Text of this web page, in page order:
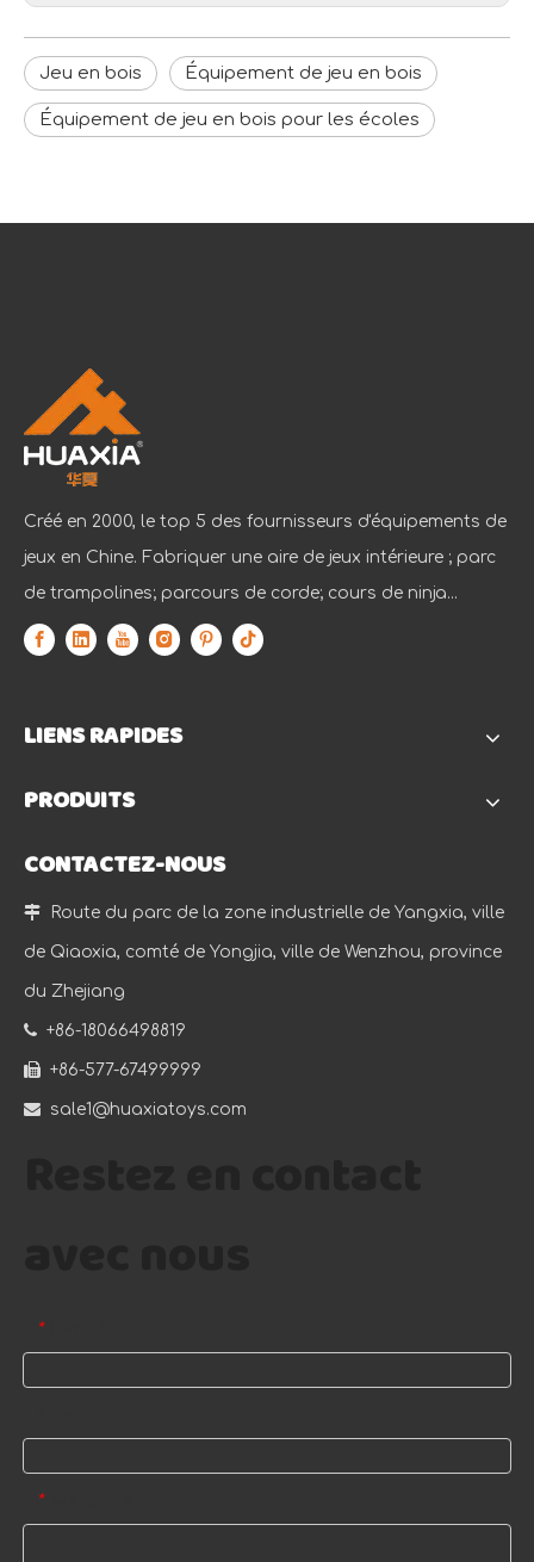
Jeu en bois Équipement de jeu en bois
Équipement de jeu en bois pour les écoles
Créé en 2000, le top 5 des fournisseurs d'équipements de
jeux en Chine. Fabriquer une aire de jeux intérieure ; parc
de trampolines; parcours de corde; cours de ninja...
LIENS RAPIDES
PRODUITS
CONTACTEZ-NOUS
 Route du parc de la zone industrielle de Yangxia, ville
de Qiaoxia, comté de Yongjia, ville de Wenzhou, province
du Zhejiang
 +86-18066498819
 +86-577-67499999
 sale1@huaxiatoys.com
*
*